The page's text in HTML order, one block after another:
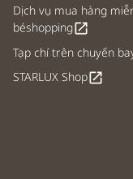
Dịch vụ mua hàng
béshoppingopen_in_new
Tạp chí trên chuyến
STARLUX Shopopen_in_new